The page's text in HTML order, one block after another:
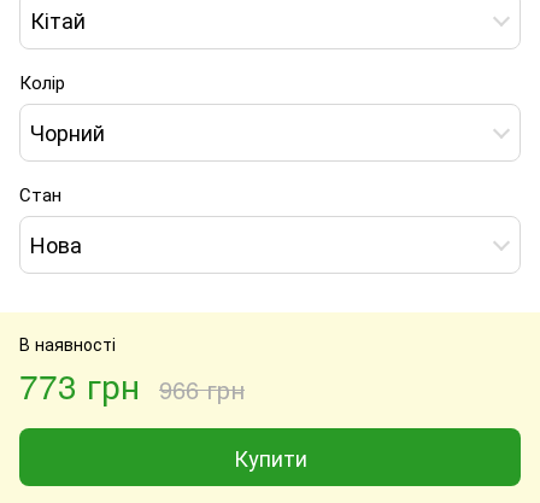
Кітай
Колір
Чорний
Стан
Нова
В наявності
773 грн 966 грн
Купити